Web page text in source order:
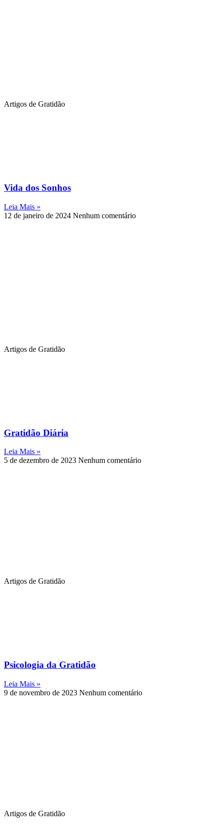
Artigos de Gratidão
Vida dos Sonhos
Leia Mais »
12 de janeiro de 2024 Nenhum comentário
Artigos de Gratidão
Gratidão Diária
Leia Mais »
5 de dezembro de 2023 Nenhum comentário
Artigos de Gratidão
Psicologia da Gratidão
Leia Mais »
9 de novembro de 2023 Nenhum comentário
Artigos de Gratidão